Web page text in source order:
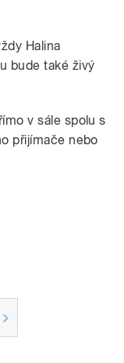
Halina
bude také živý
v sále spolu s
přijímače nebo